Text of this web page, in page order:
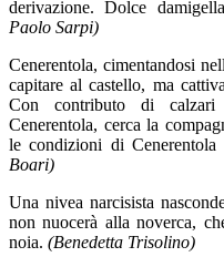
derivazione. Dolce
Paolo Sarpi)
Cenerentola, cimentandosi
capitare al castello, ma
Con contributo di
Cenerentola, cerca la
le condizioni di Cenerentola
Boari)
Una nivea narcisista
non nuocerà alla noverca,
noia. (Benedetta Trisolino)